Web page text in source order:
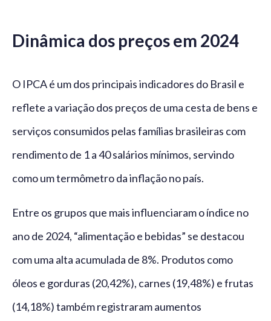
Dinâmica dos preços em 2024
O IPCA é um dos principais indicadores do Brasil e
reflete a variação dos preços de uma cesta de bens e
serviços consumidos pelas famílias brasileiras com
rendimento de 1 a 40 salários mínimos, servindo
como um termômetro da inflação no país.
Entre os grupos que mais influenciaram o índice no
ano de 2024, “alimentação e bebidas” se destacou
com uma alta acumulada de 8%. Produtos como
óleos e gorduras (20,42%), carnes (19,48%) e frutas
(14,18%) também registraram aumentos